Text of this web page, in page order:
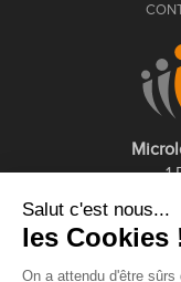
1
Salut c'est nous...
les Cookies
On a attendu d'être sûrs